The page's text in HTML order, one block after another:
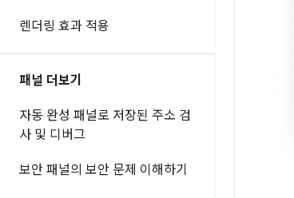
렌더링 효과 적용
패널 더보기
자동 완성 패널로 저장된 주소 검
사 및 디버그
보안 패널의 보안 문제 이해하기